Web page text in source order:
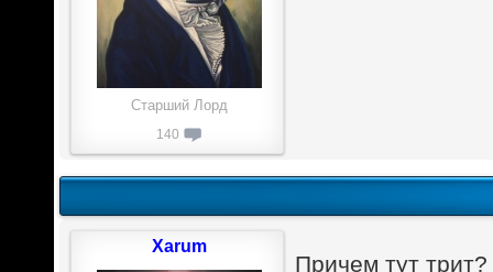
Старший Лорд
140
Причем тут
Xarum